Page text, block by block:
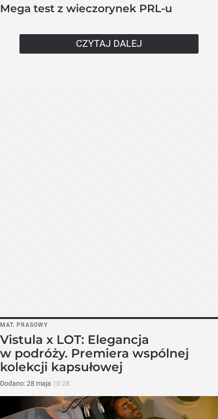
Mega test z wieczorynek PRL-u
CZYTAJ DALEJ
MAT. PRASOWY
Vistula x LOT: Elegancja
w podróży. Premiera wspólnej
kolekcji kapsułowej
Dodano:28 maja 10:28